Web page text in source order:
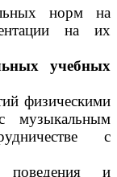
норм на
на их
учебных
физическими
музыкальным
с
поведения и